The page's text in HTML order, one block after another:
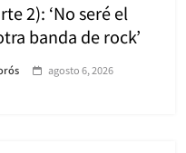
2): ‘No seré el
banda de rock’
agosto 6, 2026